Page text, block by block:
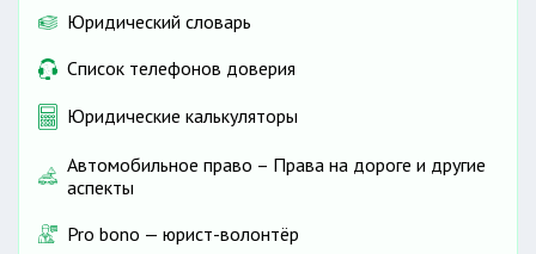
Юридический словарь
Список телефонов доверия
Юридические калькуляторы
Автомобильное право – Права на дороге и другие
аспекты
Pro bono — юрист-волонтёр